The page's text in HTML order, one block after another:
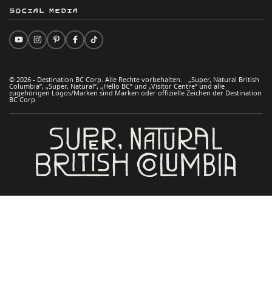
© 2026 - Destination BC Corp. Alle Rechte vorbehalten. „Super, Natural British
Columbia“, „Super, Natural“, „Hello BC“ und „Visitor Centre“ und alle
zugehörigen Logos/Marken sind Marken oder offizielle Zeichen der Destination
BC Corp.
Social Media